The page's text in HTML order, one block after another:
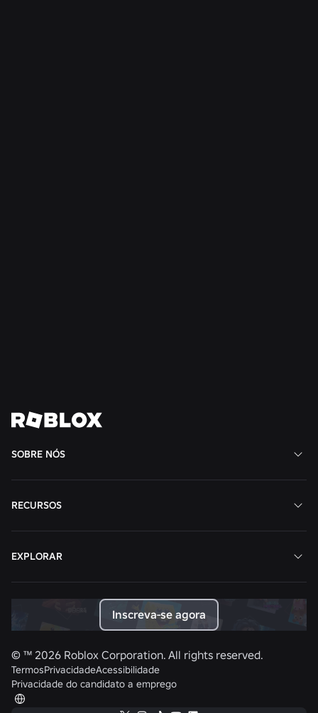
SOBRE NÓS
RECURSOS
EXPLORAR
Inscreva-se agora
© ™ 2026 Roblox Corporation. All rights reserved.
TermosPrivacidadeAcessibilidade
Privacidade do candidato a emprego